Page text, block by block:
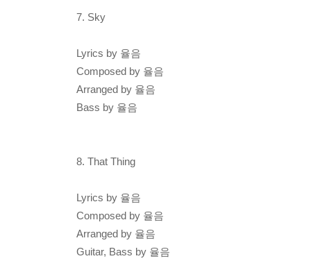
7. Sky
Lyrics by 율음
Composed by 율음
Arranged by 율음
Bass by 율음
8. That Thing
Lyrics by 율음
Composed by 율음
Arranged by 율음
Guitar, Bass by 율음